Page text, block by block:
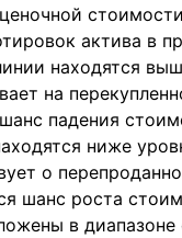
актива в
находятся
на
падения
ниже
о
шанс роста
в